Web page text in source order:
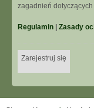
zagadnień
Regulamin Zasady
Zarejestruj się